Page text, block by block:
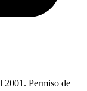
2001. Permiso de